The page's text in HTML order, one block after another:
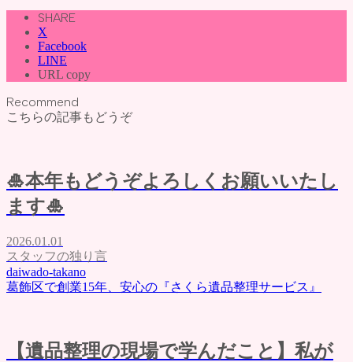
SHARE
X
Facebook
LINE
URL copy
Recommend
こちらの記事もどうぞ
🎍本年もどうぞよろしくお願いいたし
ます🎍
2026.01.01
スタッフの独り言
daiwado-takano
葛飾区で創業15年、安心の『さくら遺品整理サービス』
【遺品整理の現場で学んだこと】私が